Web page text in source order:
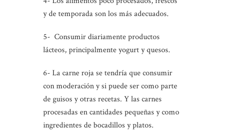
y de temporada son los más adecuados.
5- Consumir diariamente productos
lácteos, principalmente yogurt y quesos.
6- La carne roja se tendría que consumir
con moderación y si puede ser como parte
de guisos y otras recetas. Y las carnes
procesadas en cantidades pequeñas y como
ingredientes de bocadillos y platos.